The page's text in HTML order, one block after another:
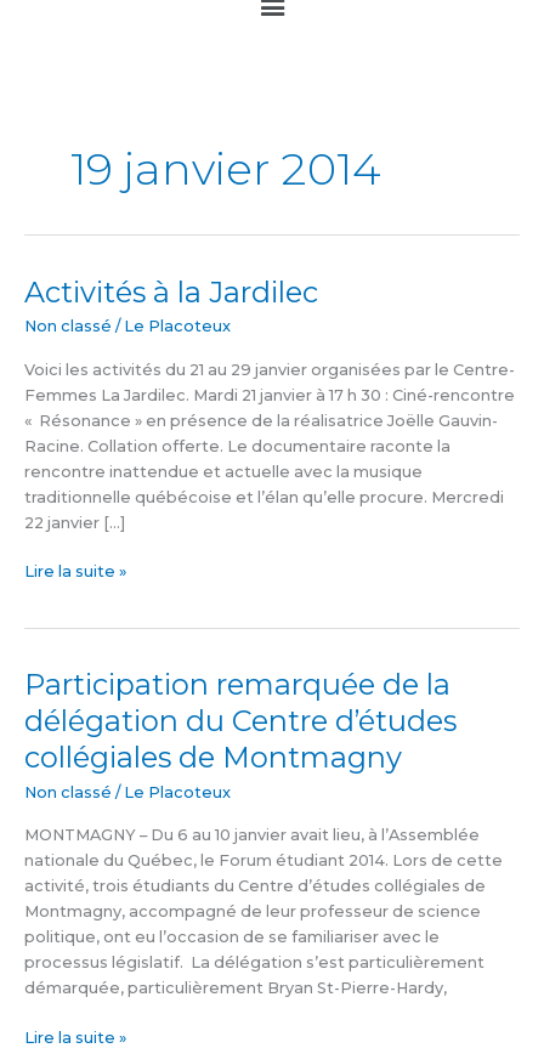
19 janvier 2014
Activités à la Jardilec
Non classé / Le Placoteux
Voici les activités du 21 au 29 janvier organisées par le Centre-
Femmes La Jardilec. Mardi 21 janvier à 17 h 30 : Ciné-rencontre
« Résonance » en présence de la réalisatrice Joëlle Gauvin-
Racine. Collation offerte. Le documentaire raconte la
rencontre inattendue et actuelle avec la musique
traditionnelle québécoise et l’élan qu’elle procure. Mercredi
22 janvier […]
Activités
la
Jardilec
Lire la suite »
Participation remarquée de la
délégation du Centre d’études
collégiales de Montmagny
Non classé / Le Placoteux
MONTMAGNY – Du 6 au 10 janvier avait lieu, à l’Assemblée
nationale du Québec, le Forum étudiant 2014. Lors de cette
activité, trois étudiants du Centre d’études collégiales de
Montmagny, accompagné de leur professeur de science
politique, ont eu l’occasion de se familiariser avec le
processus législatif. La délégation s’est particulièrement
démarquée, particulièrement Bryan St-Pierre-Hardy,
Participation
de
la
Centre
d’études
collégiales
de
Montmagny
Lire la suite »